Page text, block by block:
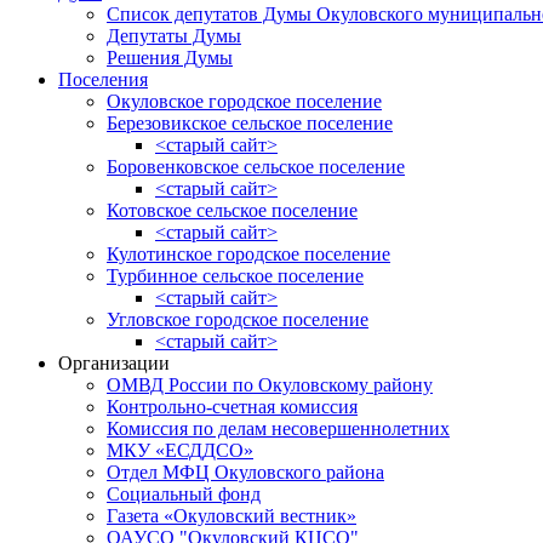
Список депутатов Думы Окуловского
Депутаты Думы
Решения Думы
Поселения
Окуловское городское поселение
Березовикское сельское поселение
<старый сайт>
Боровенковское сельское поселение
<старый сайт>
Котовское сельское поселение
<старый сайт>
Кулотинское городское поселение
Турбинное сельское поселение
<старый сайт>
Угловское городское поселение
<старый сайт>
Организации
ОМВД России по Окуловскому району
Контрольно-счетная комиссия
Комиссия по делам несовершеннолетних
МКУ «ЕСДДСО»
Отдел МФЦ Окуловского района
Социальный фонд
Газета «Окуловский вестник»
ОАУСО "Окуловский КЦСО"